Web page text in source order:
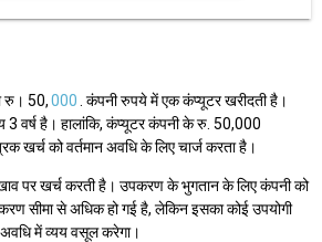
रु। 50,000 . कंपनी रुपये में एक कंप्यूटर खरीदती है।
वर्ष है। हालांकि, कंप्यूटर कंपनी के रु. 50,000
खर्च को वर्तमान अवधि के लिए चार्ज करता है।
पर खर्च करती है। उपकरण के भुगतान के लिए कंपनी को
सीमा से अधिक हो गई है, लेकिन इसका कोई उपयोगी
अवधि में व्यय वसूल करेगा।